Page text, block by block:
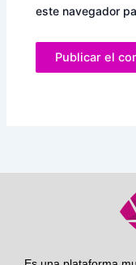
este navegador